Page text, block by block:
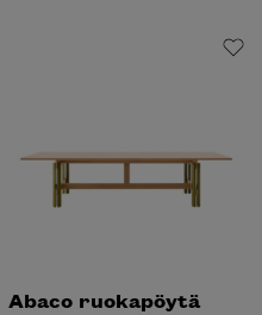
Abaco ruokapöytä